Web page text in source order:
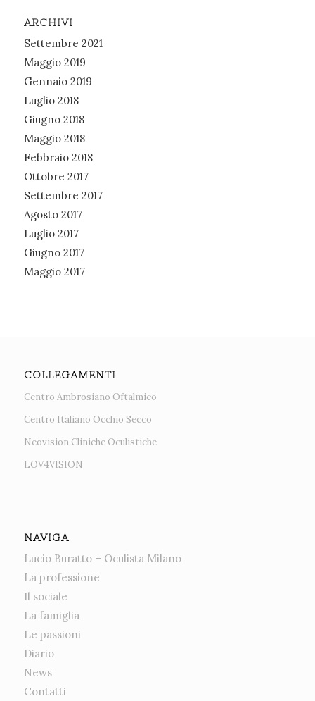
ARCHIVI
Settembre 2021
Maggio 2019
Gennaio 2019
Luglio 2018
Giugno 2018
Maggio 2018
Febbraio 2018
Ottobre 2017
Settembre 2017
Agosto 2017
Luglio 2017
Giugno 2017
Maggio 2017
COLLEGAMENTI
Centro Ambrosiano Oftalmico
Centro Italiano Occhio Secco
Neovision Cliniche Oculistiche
LOV4VISION
NAVIGA
Lucio Buratto – Oculista Milano
La professione
Il sociale
La famiglia
Le passioni
Diario
News
Contatti